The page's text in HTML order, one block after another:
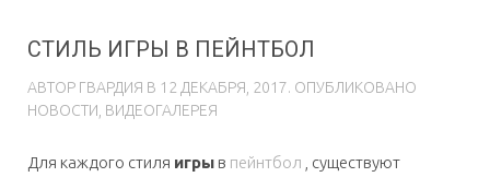
СТИЛЬ ИГРЫ В ПЕЙНТБОЛ
АВТОР ГВAРДИЯ В 12 ДЕКАБРЯ, 2017. ОПУБЛИКОВАНО
НОВОСТИ ВИДЕОГАЛЕРЕЯ
Для каждого стиля игры в пейнтбол , существуют